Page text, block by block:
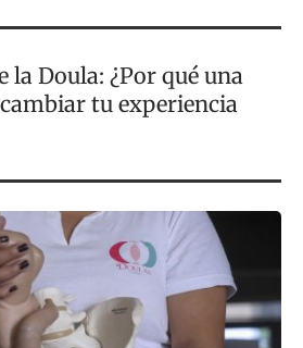
la Doula: ¿Por qué una
tu experiencia